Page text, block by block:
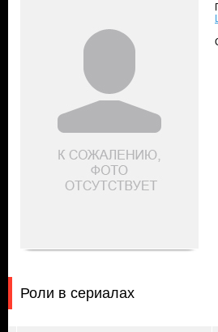
Роли в сериалах